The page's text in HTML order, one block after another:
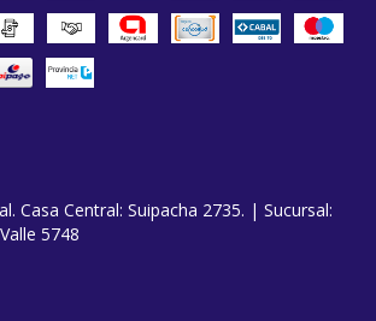
Casa Central: Suipacha 2735. | Sucursal:
5748